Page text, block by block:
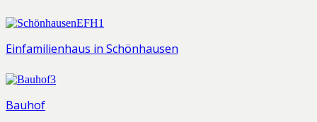
Einfamilienhaus in Schönhausen
Bauhof